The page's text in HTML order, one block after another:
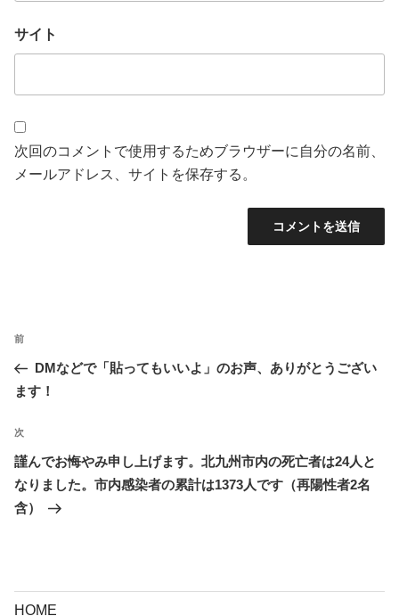
サイト
次回のコメントで使用するためブラウザーに自分の名前、
メールアドレス、サイトを保存する。
ナ
ビ
ゲ
ー
シ
ョ
前
の
投
前
DMなどで「貼ってもいいよ」のお声、ありがとうござい
ます！
次
の
投
稿
次
謹んでお悔やみ申し上げます。北九州市内の死亡者は24人と
なりました。市内感染者の累計は1373人です（再陽性者2名
含）
HOME